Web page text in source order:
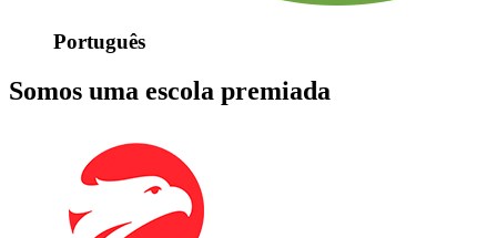
Português
Somos uma escola premiada